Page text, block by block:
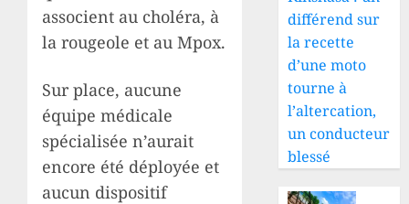
associent au choléra, à
la rougeole et au Mpox.
Sur place, aucune
équipe médicale
spécialisée n’aurait
encore été déployée et
aucun dispositif
différend sur
la recette
d’une moto
tourne à
l’altercation,
un conducteur
blessé